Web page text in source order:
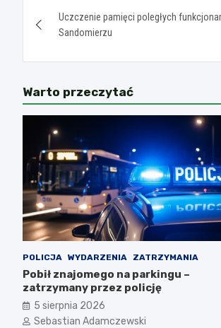
wpisu
Uczczenie pamięci poległych
Sandomierzu
Warto przeczytać
POLICJA WYDARZENIA ZATRZYMANIA
Pobił znajomego na parkingu –
zatrzymany przez policję
5 sierpnia 2026
Sebastian Adamczewski